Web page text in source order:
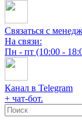
Связаться с
На связи:
Пн - пт (10:00 -
Канал в Telegram
+ чат-бот.